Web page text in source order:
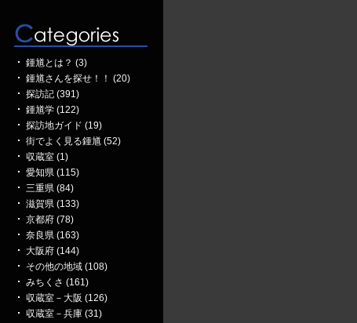
鍾馗とは？ (3)
鍾馗さんを探せ！！ (20)
探訪記 (391)
鍾馗学 (122)
探訪地ガイド (19)
街でよく見る鍾馗 (52)
収蔵室 (1)
愛知県 (115)
三重県 (84)
滋賀県 (133)
京都府 (78)
奈良県 (163)
大阪府 (144)
その他の地域 (108)
みちくさ (161)
収蔵室－大阪 (126)
収蔵室－兵庫 (31)